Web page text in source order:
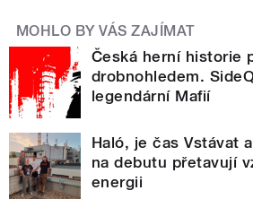
MOHLO BY VÁS ZAJÍMAT
Česká herní historie
drobnohledem.
legendární Mafií
Haló, je čas Vstávat
na debutu přetavují
energii